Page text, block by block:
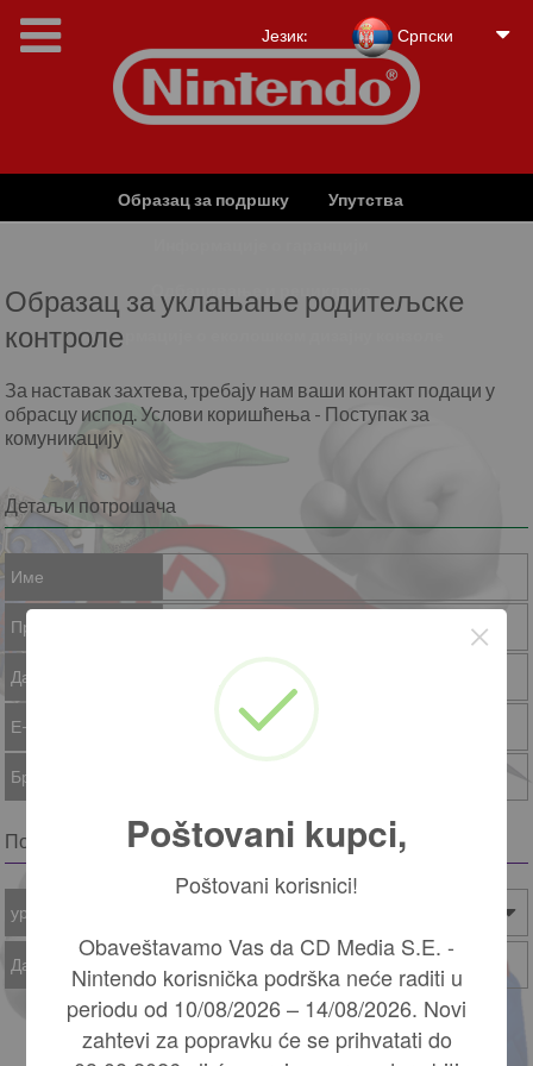
Језик: Српски
Образац за подршку Упутства
Информације о еколошком дизајну конзоле
Образац за уклањање родитељске
контроле
За наставак захтева, требају нам ваши контакт подаци у
обрасцу испод. Услови коришћења - Поступак за
комуникацију
Детаљи потрошача
Име
Презиме
Датум рођења
Е-маил
Број телефона:
Појединости о уређају
уређају
Датум куповине
Потврђујем да имам 18 година или више
Poštovani kupci,
Poštovani korisnici!
Obaveštavamo Vas da CD Media S.E. -
Nintendo korisnička podrška neće raditi u
periodu od 10/08/2026 – 14/08/2026. Novi
zahtevi za popravku će se prihvatati do
×